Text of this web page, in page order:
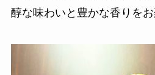
醇な味わいと豊かな香りをお